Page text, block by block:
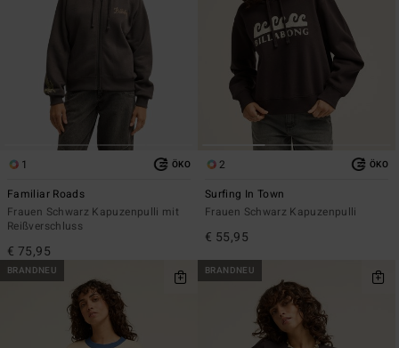
1 ÖKO
Familiar Roads
Frauen Schwarz Kapuzenpulli mit
Reißverschluss
€ 75,95
2 ÖKO
Surfing In Town
Frauen Schwarz Kapuzenpulli
€ 55,95
BRANDNEU BRANDNEU